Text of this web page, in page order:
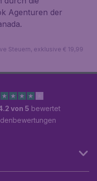
Agenturen der
Steuern, exklusive € 19,99
von 5 bewertet